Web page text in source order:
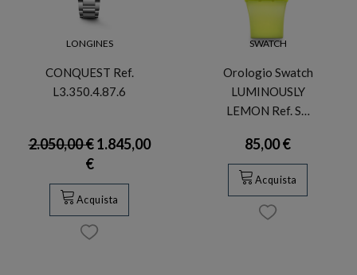
LONGINES
CONQUEST Ref.
L3.350.4.87.6
2.050,00 €1.845,00
€
Acquista
SWATCH
Orologio Swatch
LUMINOUSLY
LEMON Ref. S…
85,00 €
Acquista